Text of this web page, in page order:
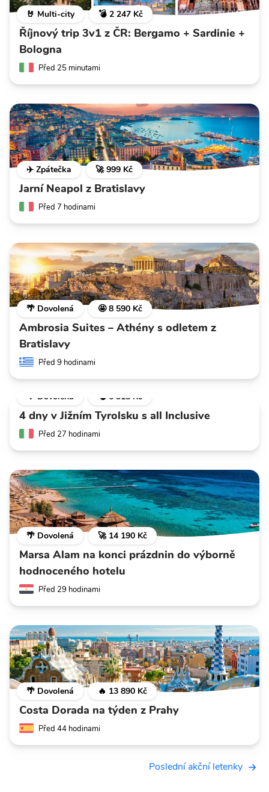
🤘 Multi-city 💣 2 247 Kč
Říjnový trip 3v1 z ČR: Bergamo + Sardinie +
Bologna
Před 25 minutami
✈️ Zpátečka 🚀 999 Kč
Jarní Neapol z Bratislavy
Před 7 hodinami
🌴 Dovolená 🤩 8 590 Kč
Ambrosia Suites – Athény s odletem z
Bratislavy
Před 9 hodinami
🌴 Dovolená 💣 6 318 Kč
4 dny v Jižním Tyrolsku s all Inclusive
Před 27 hodinami
🌴 Dovolená 🚀 14 190 Kč
Marsa Alam na konci prázdnin do výborně
hodnoceného hotelu
Před 29 hodinami
🌴 Dovolená 🔥 13 890 Kč
Costa Dorada na týden z Prahy
Před 44 hodinami
Poslední akční letenky